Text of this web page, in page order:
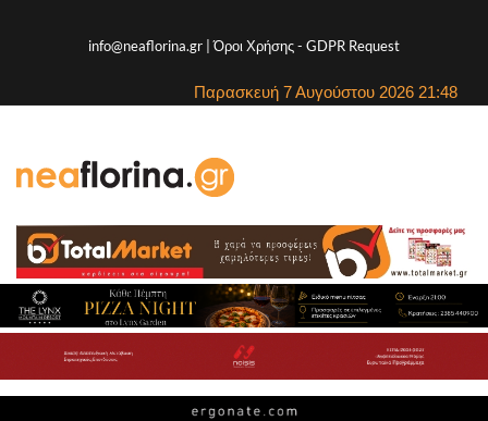
info@neaflorina.gr |Όροι Χρήσης- GDPR Request
Παρασκευή 7 Αυγούστου 2026 21:48